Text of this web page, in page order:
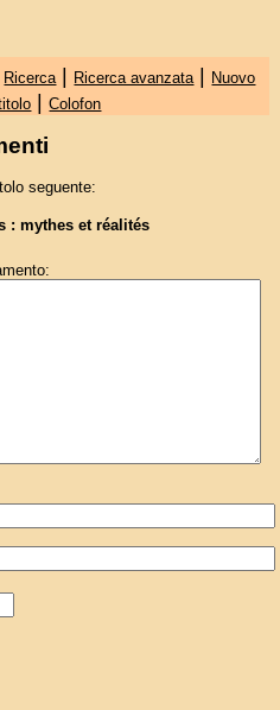
Ricerca | Ricerca avanzata | Nuovo
|Colofon
seguente:
: mythes et réalités